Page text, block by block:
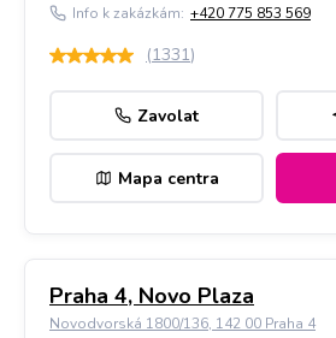
Info k zakázkám: +420 775 853 569
(1331)
Zavolat
Mapa centra
Praha 4, Novo Plaza
Novodvorská 1800/136, 142 00 Praha 4